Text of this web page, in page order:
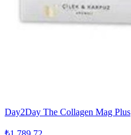
Day2Day The Collagen Mag Plus